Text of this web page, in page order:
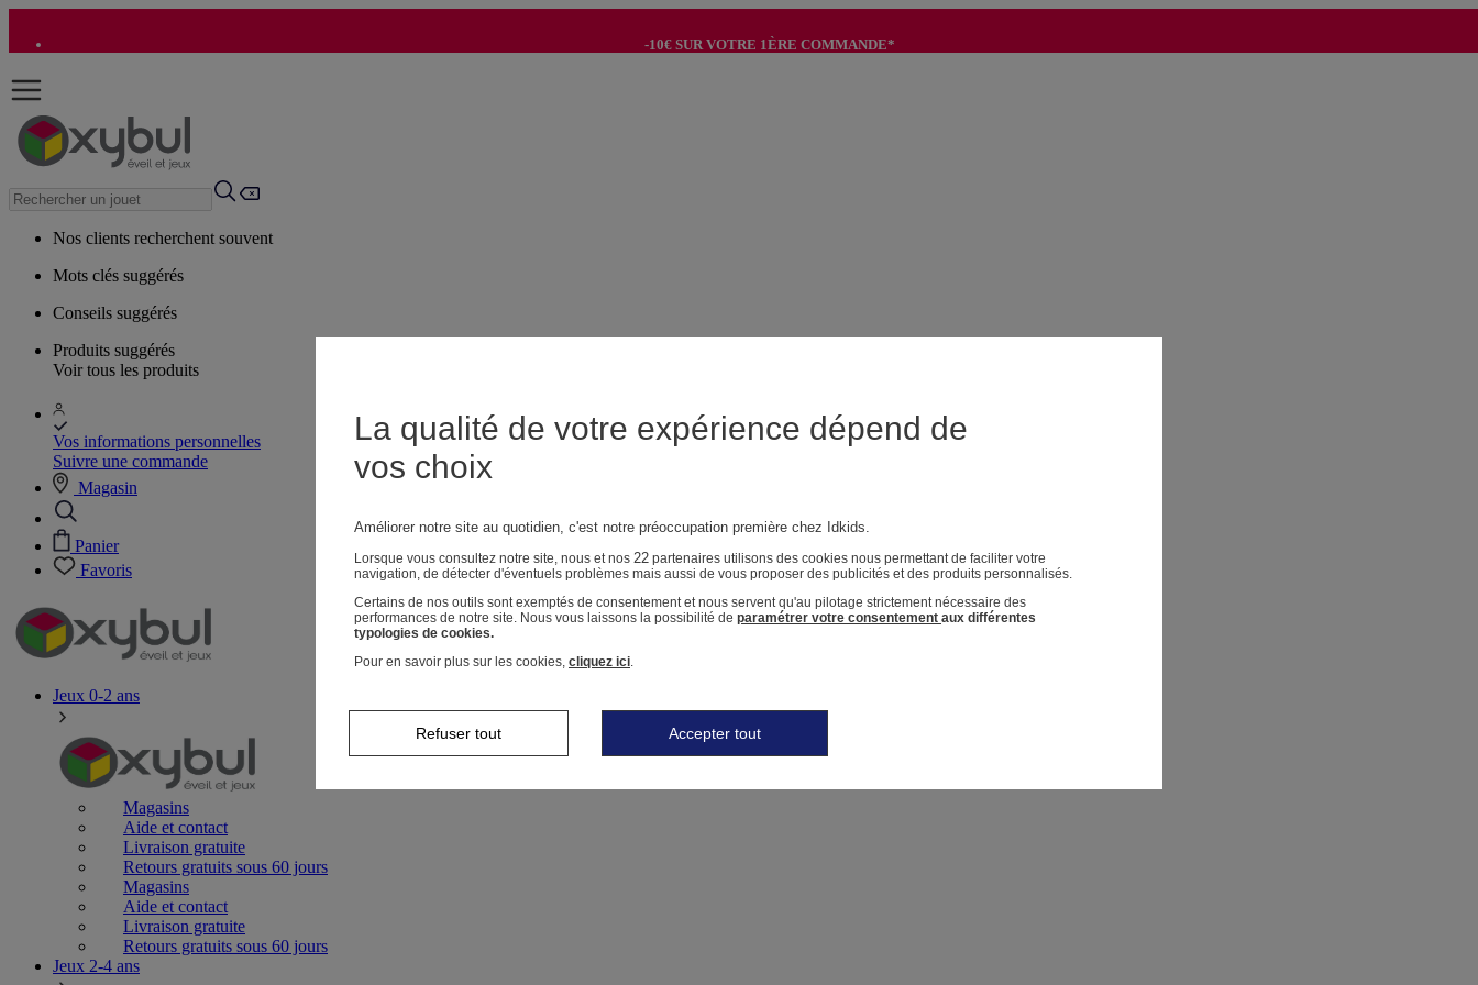
-10€ SUR VOTRE 1ÈRE COMMANDE*
Nos clients recherchent souvent
Mots clés suggérés
Conseils suggérés
Produits suggérés
Voir tous les produits
Vos informations personnelles
Suivre une commande
Magasin
Panier
Favoris
Jeux 0-2 ans
Magasins
Aide et contact
Livraison gratuite
Retours gratuits sous 60 jours
Magasins
Aide et contact
Livraison gratuite
Retours gratuits sous 60 jours
Jeux 2-4 ans
La qualité de votre expérience dépend de
vos choix
Améliorer notre site au quotidien, c'est notre préoccupation première chez Idkids.
Lorsque vous consultez notre site, nous et nos 22 partenaires utilisons des cookies nous permettant de faciliter votre
navigation, de détecter d'éventuels problèmes mais aussi de vous proposer des publicités et des produits personnalisés.
Certains de nos outils sont exemptés de consentement et nous servent qu'au pilotage strictement nécessaire des
performances de notre site. Nous vous laissons la possibilité de paramétrer votre consentement aux différentes
typologies de cookies.
Pour en savoir plus sur les cookies, cliquez ici.
Refuser tout Accepter tout